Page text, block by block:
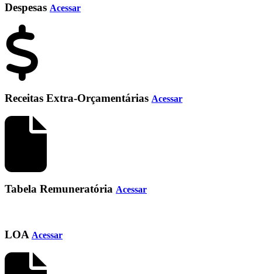
Despesas Acessar
Receitas Extra-Orçamentárias Acessar
Tabela Remuneratória Acessar
LOA Acessar